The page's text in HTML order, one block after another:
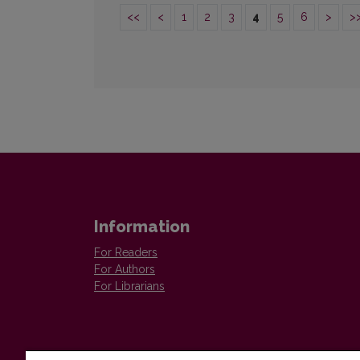
<< < 1 2 3 4 5 6 >
Information
For Readers
For Authors
For Librarians